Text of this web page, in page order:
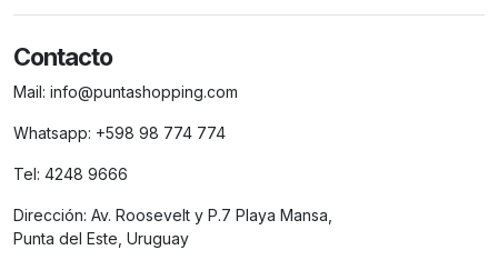
Contacto
Mail: info@puntashopping.com
Whatsapp: +598 98 774 774
Tel: 4248 9666
Dirección: Av. Roosevelt y P.7 Playa Mansa,
Punta del Este, Uruguay